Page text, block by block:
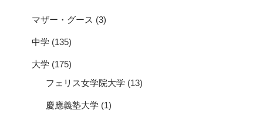
マザー・グース (3)
中学 (135)
大学 (175)
フェリス女学院大学 (13)
慶應義塾大学 (1)